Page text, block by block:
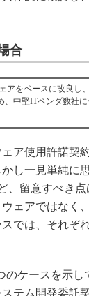
合
アをベースに改良し
中堅ITベンダ数社
ア使用許諾契
し一見単純に
、留意すべき点
ェアではなく
では、それぞ
ケースを示し
テム開発委託